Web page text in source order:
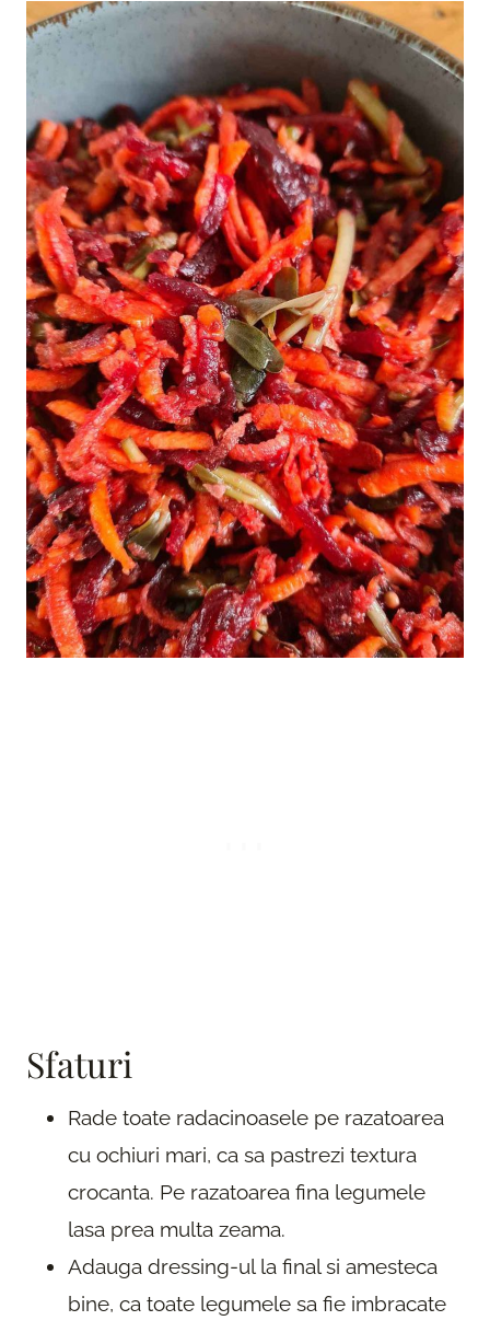
Sfaturi
Rade toate radacinoasele pe razatoarea
cu ochiuri mari, ca sa pastrezi textura
crocanta. Pe razatoarea fina legumele
lasa prea multa zeama.
Adauga dressing-ul la final si amesteca
bine, ca toate legumele sa fie imbracate